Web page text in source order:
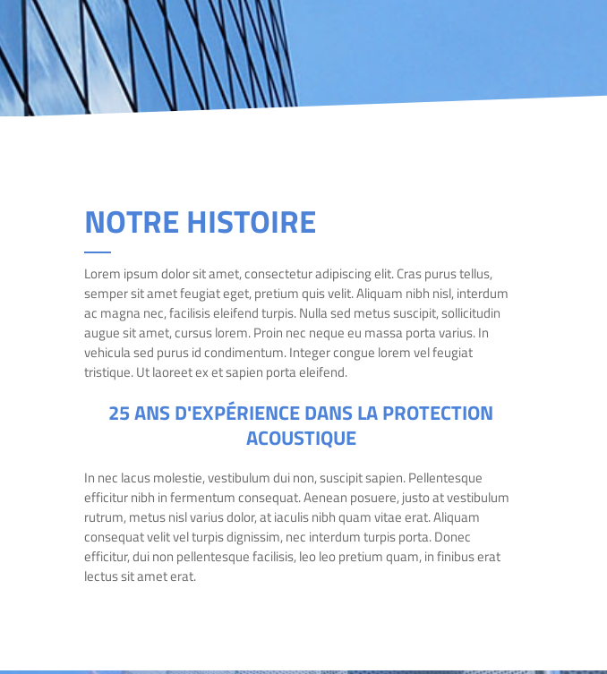
NOTRE HISTOIRE
Lorem ipsum dolor sit amet, consectetur adipiscing elit. Cras purus tellus,
semper sit amet feugiat eget, pretium quis velit. Aliquam nibh nisl, interdum
ac magna nec, facilisis eleifend turpis. Nulla sed metus suscipit, sollicitudin
augue sit amet, cursus lorem. Proin nec neque eu massa porta varius. In
vehicula sed purus id condimentum. Integer congue lorem vel feugiat
tristique. Ut laoreet ex et sapien porta eleifend.
25 ANS D'EXPÉRIENCE DANS LA PROTECTION
ACOUSTIQUE
In nec lacus molestie, vestibulum dui non, suscipit sapien. Pellentesque
efficitur nibh in fermentum consequat. Aenean posuere, justo at vestibulum
rutrum, metus nisl varius dolor, at iaculis nibh quam vitae erat. Aliquam
consequat velit vel turpis dignissim, nec interdum turpis porta. Donec
efficitur, dui non pellentesque facilisis, leo leo pretium quam, in finibus erat
lectus sit amet erat.